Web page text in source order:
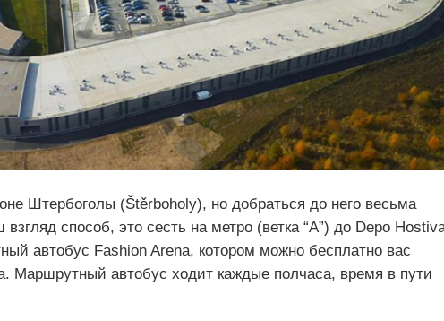
Штербоголы (Štěrboholy), но добраться до него весьма
способ, это сесть на метро (ветка “А”) до Depo
автобус Fashion Arena, котором можно бесплатно вас
Маршрутный автобус ходит каждые полчаса, время в пути